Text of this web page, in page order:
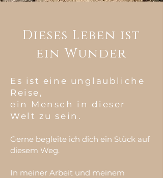
Dieses Leben ist
ein Wunder
Es ist eine unglaubliche
Reise,
ein Mensch in dieser
Welt zu sein.
Gerne begleite ich dich ein Stück auf
diesem Weg.
In meiner Arbeit und meinem